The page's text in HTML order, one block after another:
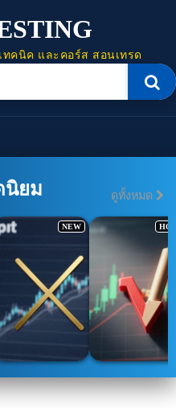
ทคนิค และคอร์ส สอนเทรด
นิยม ดูทั้งหมด
NEW